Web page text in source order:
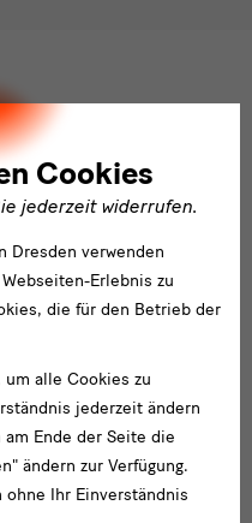
Cookies
jederzeit widerrufen.
Dresden verwenden
Erlebnis zu
die für den Betrieb der
um alle Cookies zu
jederzeit ändern
Ende der Seite die
ändern zur Verfügung.
ohne Ihr Einverständnis
Volkskunst